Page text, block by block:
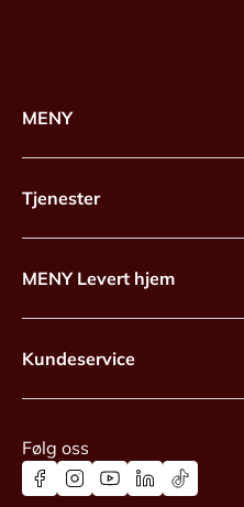
MENY
Tjenester
MENY Levert hjem
Kundeservice
Følg oss